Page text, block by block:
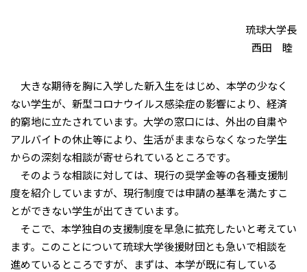
琉球大学長
西田 睦
大きな期待を胸に入学した新入生をはじめ、本学の少なく
ない学生が、新型コロナウイルス感染症の影響により、経済
的窮地に立たされています。大学の窓口には、外出の自粛や
アルバイトの休止等により、生活がままならなくなった学生
からの深刻な相談が寄せられているところです。
そのような相談に対しては、現行の奨学金等の各種支援制
度を紹介していますが、現行制度では申請の基準を満たすこ
とができない学生が出てきています。
そこで、本学独自の支援制度を早急に拡充したいと考えてい
ます。このことについて琉球大学後援財団とも急いで相談を
進めているところですが、まずは、本学が既に有している